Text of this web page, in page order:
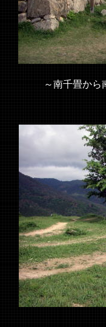
正
～南千畳から